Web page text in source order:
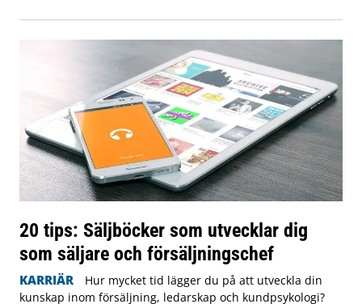
20 tips: Säljböcker som utvecklar dig
som säljare och försäljningschef
KARRIÄR
Hur mycket tid lägger du på att utveckla din
kunskap inom försäljning, ledarskap och kundpsykologi?